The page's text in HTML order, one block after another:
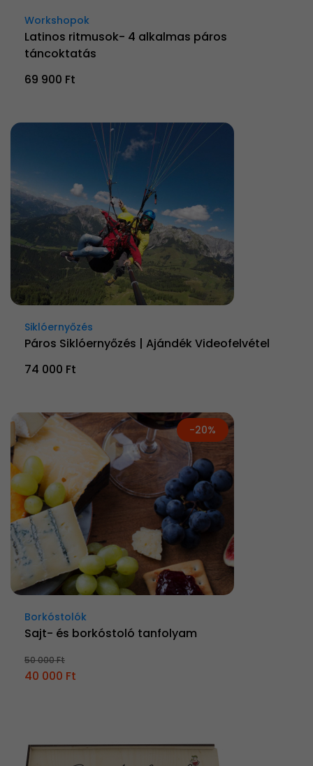
Workshopok
Latinos ritmusok- 4 alkalmas páros
táncoktatás
69 900 Ft
Siklóernyőzés
Páros Siklóernyőzés | Ajándék Videofelvétel
74 000 Ft
-20%
Borkóstolók
Sajt- és borkóstoló tanfolyam
50 000 Ft
40 000 Ft